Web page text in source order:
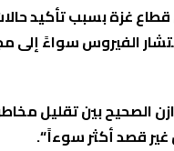
غزة بسبب تأكيد
الفيروس سواءً إلى
الصحيح بين تقليل
قصد أكثر سوءاً “.